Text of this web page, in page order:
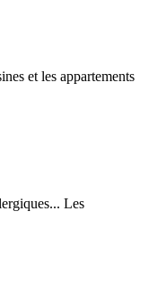
et les appartements
Les